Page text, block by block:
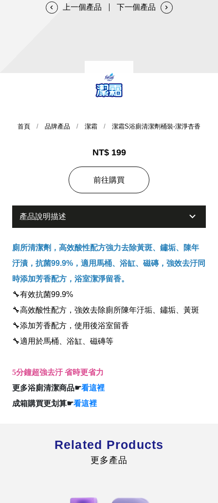
經營團隊
全球經營版圖
提供年報、每季財報、法說會資訊
股東服務
查詢即時股價與歷年股利資訊
不斷創新突破，致力提供消費者更舒適、方便的居家生
活
人才招募
首頁 品牌產品 潔霜 潔霜S浴廁清潔劑桶裝-潔淨杏香
NT$ 199
前往購買
產品說明描述
廁所清潔劑，高效酸性配方強力去除黃斑、鏽垢、陳年
汙漬，抗菌99.9%，適用馬桶、浴缸、磁磚，強效去汙同
時添加芳香配方，浴室潔淨留香。
🔧有效抗菌99.9%
🔧高效酸性配方，強效去除廁所陳年汙垢、鏽垢、黃斑
🔧添加芳香配方，使用後浴室留香
🔧適用於馬桶、浴缸、磁磚等
5分鐘超強去汙 省時更省力
更多浴廁清潔商品☛看這裡
成箱購買更划算☛看這裡
Related Products
更多產品